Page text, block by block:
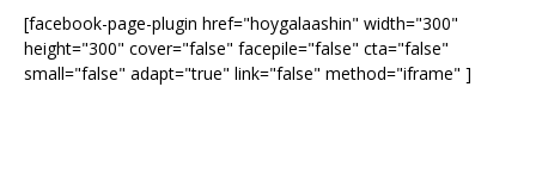
[facebook-page-plugin href="hoygalaashin" width="300"
height="300" cover="false" facepile="false" cta="false"
small="false" adapt="true" link="false" method="iframe" ]